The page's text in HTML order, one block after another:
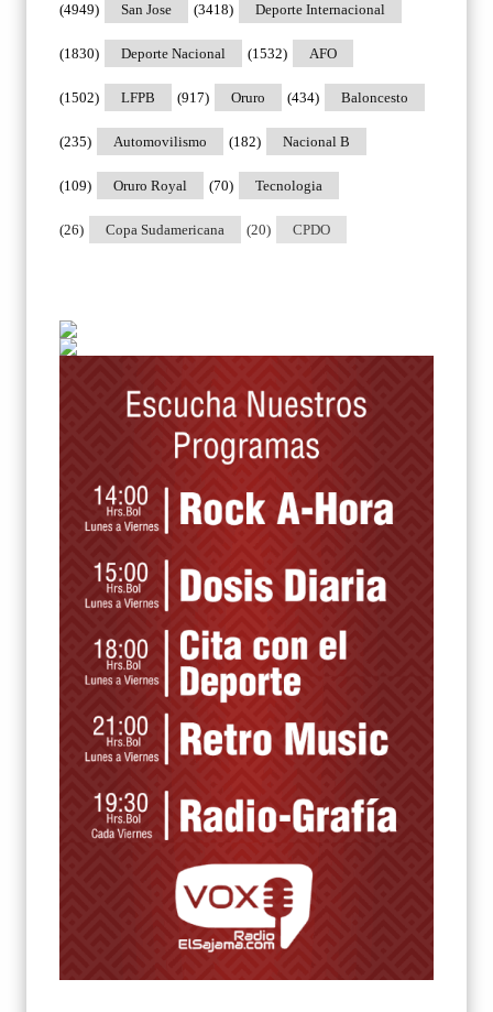
San Jose
(4949) Deporte Internacional
(3418)
Deporte Nacional
(1830) AFO
(1532)
LFPB
(1502) Oruro
(917) Baloncesto
(434)
Automovilismo
(235) Nacional B
(182)
Oruro Royal
(109) Tecnologia
(70)
Copa Sudamericana
(26) CPDO
(20)